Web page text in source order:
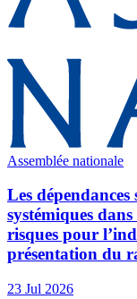
Assemblée nationale
Les
systémiques
risques pour
présentation du
23 Jul 2026